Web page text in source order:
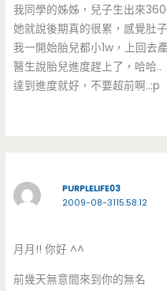
我同學的姊姊，兒子生出來
她就說後期真的很累，感覺肚
我一開始胎兒都小1w，上回去
醫生說胎兒進度趕上了，哈哈..
達到進度就好，不要超前啊..:p
PURPLELIFE03
2009-08-3115:58:12
月月!! 你好 ^^
前幾天無意間來到你的無名